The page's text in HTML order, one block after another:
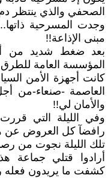
الصحفي والذي ينتظر
وجدت المسرحية
مبنى الإذاعة!!
بعد ضغط شديد من
المؤسسة العامة
كانت أجهزة الأمن
العاصمة -صنعاء-من
والأمان لي!!
وفي الليلة التي
رافضآ كل العروض عن
تلك الليلة نجوت من
أرادوا قتلي جماعة
كشفت ما يريدون